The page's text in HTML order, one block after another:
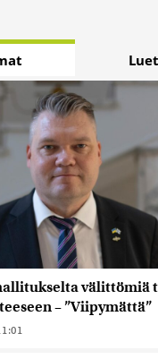
välittömiä
– ”Viipymättä”